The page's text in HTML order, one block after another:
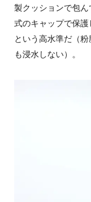
製クッションで包
式のキャップで保
という高水準だ（
も浸水しない）。